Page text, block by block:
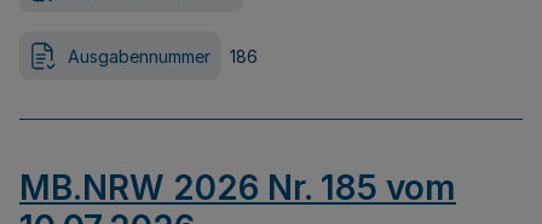
Ausgabennummer 186
MB.NRW 2026 Nr. 185 vom